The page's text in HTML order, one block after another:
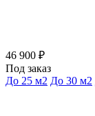
46 900 ₽
Под заказ
До 25 м2 До 30 м2